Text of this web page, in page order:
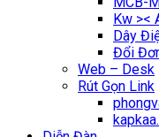
Kw ><
Dây
Đổi
Web – Desk
Rút Gọn Link